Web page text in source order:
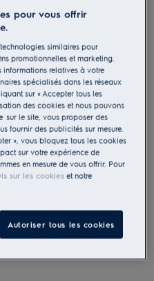
zoomer
hottes
229,00 €
pour vous offrir
similaires pour
promotionnelles et marketing.
relatives à votre
spécialisés dans les réseaux
sur « Accepter tous les
des cookies et nous pouvons
sur le site, vous proposer des
fournir des publicités sur mesure.
», vous bloquez tous les cookies
sur votre expérience de
en mesure de vous offrir. Pour
sur les cookieset notre
Autoriser tous les cookies